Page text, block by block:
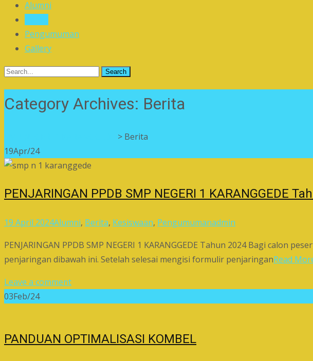
Alumni
Pengumuman
Gallery
Search
Category Archives: Berita
> Berita
19Apr/24
PENJARINGAN PPDB SMP NEGERI 1 KARANGGEDE
19 April 2024Alumni, Berita, Kesiswaan, Pengumumanadmin
PENJARINGAN PPDB SMP NEGERI 1 KARANGGEDE Tahun 2024 Bagi calon
penjaringan dibawah ini. Setelah selesai mengisi formulir penjaringanRead
Leave a comment
03Feb/24
PANDUAN OPTIMALISASI KOMBEL